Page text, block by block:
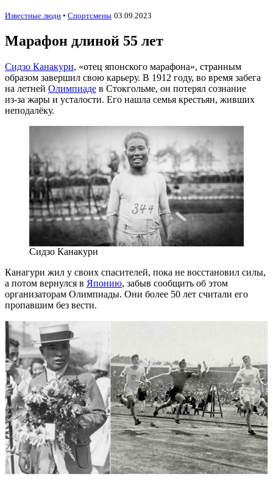
Известные люди • Спортсмены 03.09.2023
Марафон длиной 55 лет
Сидзо Канакури, «отец японского марафона», странным
образом завершил свою карьеру. В 1912 году, во время забега
на летней Олимпиаде в Стокгольме, он потерял сознание
из-за жары и усталости. Его нашла семья крестьян, живших
неподалёку.
Сидзо Канакури
Канагури жил у своих спасителей, пока не восстановил силы,
а потом вернулся в Японию, забыв сообщить об этом
организаторам Олимпиады. Они более 50 лет считали его
пропавшим без вести.